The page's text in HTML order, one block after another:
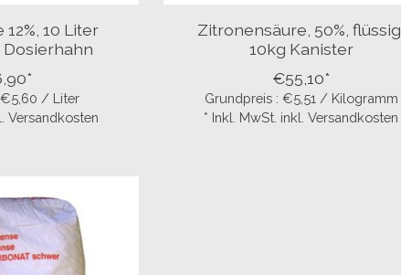
10 Liter
€5,60 / Liter
Versandkosten
Zitronensäure, 50%, flüssig,
10kg Kanister
€55,10*
Grundpreis : €5,51 / Kilogramm
* Inkl. MwSt. inkl. Versandkosten